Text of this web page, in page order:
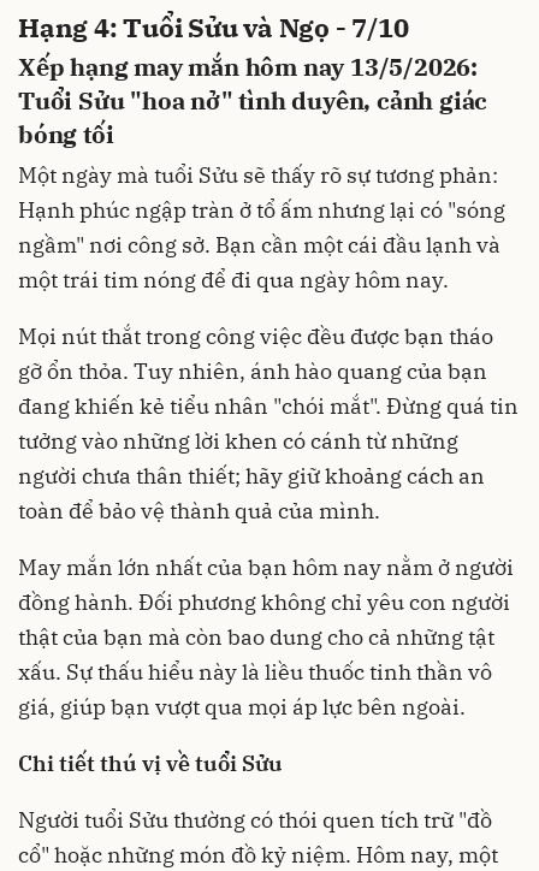
Hạng 4: Tuổi Sửu và Ngọ - 7/10
Xếp hạng may mắn hôm nay 13/5/2026:
Tuổi Sửu "hoa nở" tình duyên, cảnh giác
bóng tối
Một ngày mà tuổi Sửu sẽ thấy rõ sự tương phản:
Hạnh phúc ngập tràn ở tổ ấm nhưng lại có "sóng
ngầm" nơi công sở. Bạn cần một cái đầu lạnh và
một trái tim nóng để đi qua ngày hôm nay.
Mọi nút thắt trong công việc đều được bạn tháo
gỡ ổn thỏa. Tuy nhiên, ánh hào quang của bạn
đang khiến kẻ tiểu nhân "chói mắt". Đừng quá tin
tưởng vào những lời khen có cánh từ những
người chưa thân thiết; hãy giữ khoảng cách an
toàn để bảo vệ thành quả của mình.
May mắn lớn nhất của bạn hôm nay nằm ở người
đồng hành. Đối phương không chỉ yêu con người
thật của bạn mà còn bao dung cho cả những tật
xấu. Sự thấu hiểu này là liều thuốc tinh thần vô
giá, giúp bạn vượt qua mọi áp lực bên ngoài.
Chi tiết thú vị về tuổi Sửu
Người tuổi Sửu thường có thói quen tích trữ "đồ
cổ" hoặc những món đồ kỷ niệm. Hôm nay, một